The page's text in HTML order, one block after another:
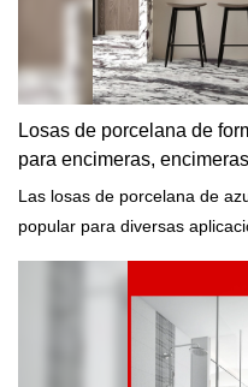
Losas de porcelana de
para encimeras,
paredes, pisos
Las losas de porcelana de
popular para diversas
grandes en tamaño en
que ofrece una apariencia
superficie que cubren. Aquí
en diferentes aplicaciones.